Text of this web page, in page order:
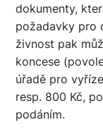
dokumenty,
požadavky pro
živnost pak
koncese
úřadě pro
resp. 800 Kč,
podáním.